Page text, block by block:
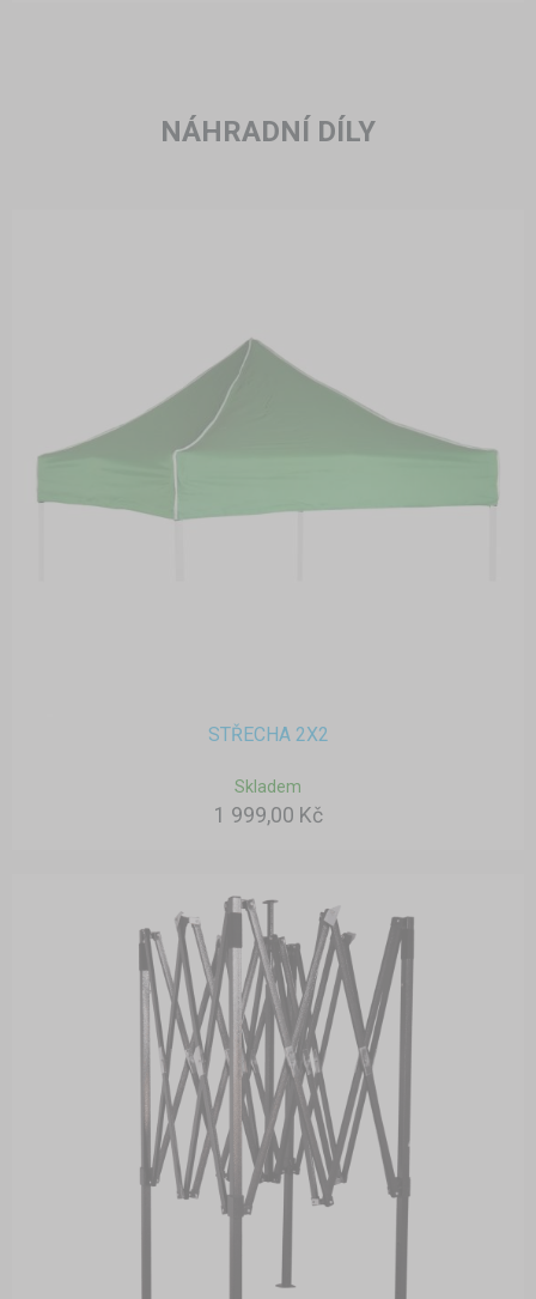
NÁHRADNÍ DÍLY
STŘECHA 2X2
Skladem
1 999,00 Kč